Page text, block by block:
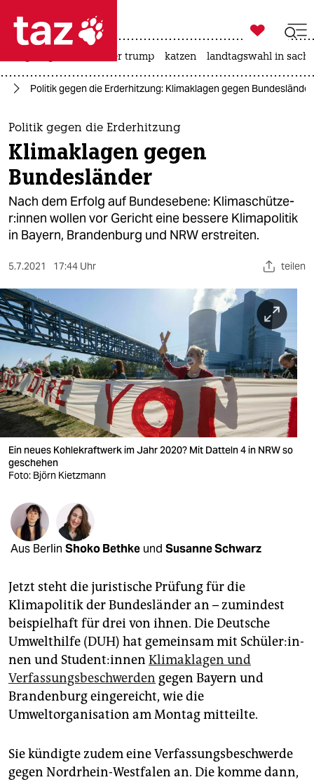
 taz zahl ich
taz zahl ich
themen
politik
öko
gesellschaft
sport
berlin
nord
wahrheit
verlag
verlag
veranstaltungen
fragen & hilfe
unterstützen
genossenschaft
epaper login

taz zahl ich
usa unter trump katzen landtagswahl in
Politik gegen die Erderhitzung: Klimaklagen gegen Bundesländer
Politik gegen die Erderhitzung
Klimaklagen gegen
Bundesländer
Nach dem Erfolg auf Bundesebene: Kli­ma­schüt­ze­
r:in­nen wollen vor Gericht eine bessere Klimapolitik
in Bayern, Brandenburg und NRW erstreiten.
5.7.2021 17:44 Uhr teilen
Ein neues Kohlekraftwerk im Jahr 2020? Mit Datteln 4 in NRW so
geschehen
Foto: Björn Kietzmann
Aus Berlin Shoko Bethke und Susanne Schwarz
Jetzt steht die juristische Prüfung für die
Klimapolitik der Bundesländer an – zumindest
beispielhaft für drei von ihnen. Die Deutsche
Umwelthilfe (DUH) hat gemeinsam mit Schü­le­r:in­
nen und Stu­den­t:in­nen Klimaklagen und
Verfassungsbeschwerden gegen Bayern und
Brandenburg eingereicht, wie die
Umweltorganisation am Montag mitteilte.
Sie kündigte zudem eine Verfassungsbeschwerde
gegen Nordrhein-Westfalen an. Die komme dann,